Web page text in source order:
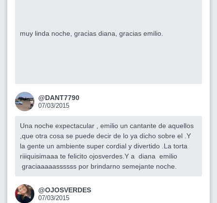
muy linda noche, gracias diana, gracias emilio.
@DANT7790
07/03/2015
Una noche expectacular , emilio un cantante de aquellos
,que otra cosa se puede decir de lo ya dicho sobre el .Y
la gente un ambiente super cordial y divertido .La torta
riiiquisimaaa te felicito ojosverdes.Y a diana emilio
graciaaaaassssss por brindarno semejante noche.
@OJOSVERDES
07/03/2015